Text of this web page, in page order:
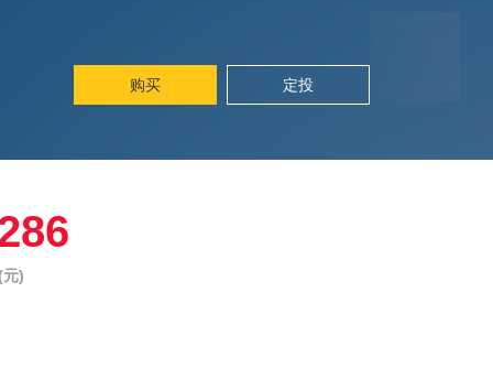
购买 定投
元)